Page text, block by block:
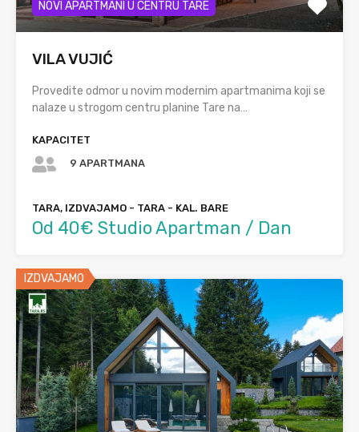
NOVI APARTMANI U CENTRU TARE
VILA VUJIĆ
Provedite odmor u novim modernim apartmanima koji se
nalaze u strogom centru planine Tare na…
KAPACITET
9 APARTMANA
TARA, IZDVAJAMO - TARA - KAL. BARE
Od 40€ Studio Apartman / Dan
IZDVAJAMO